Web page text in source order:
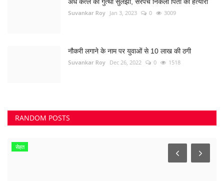
Suvankar Roy Jan 3, 2023 0 3009
नौकरी लगाने के नाम पर युवाओं से 10 लाख की ठगी
Suvankar Roy Dec 26, 2022 0 1518
RANDOM POSTS
सेहत